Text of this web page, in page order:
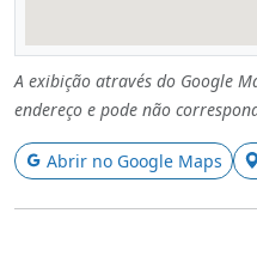
A exibição através do Google
endereço e pode não
Abrir no Google Maps